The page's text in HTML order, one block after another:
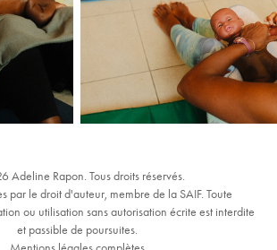
Adeline Rapon. Tous droits réservés.
par le droit d'auteur, membre de la SAIF. Toute
ou utilisation sans autorisation écrite est interdite
et passible de poursuites.